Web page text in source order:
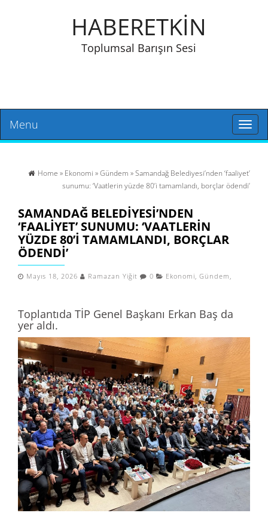
HABERETKİN
Toplumsal Barışın Sesi
Toggle
Menu
Home » Ekonomi »Gündem » Samandağ Belediyesi’nden ‘faaliyet’
sunumu: ‘Vaatlerin yüzde 80’i tamamlandı, borçlar ödendi’
SAMANDAĞ BELEDIYESI’NDEN
‘FAALIYET’ SUNUMU: ‘VAATLERIN
YÜZDE 80’I TAMAMLANDI, BORÇLAR
ÖDENDI’
Mayıs 18, 2026 Ramazan Yiğit 0 Ekonomi, Gündem ,
Toplantıda TİP Genel Başkanı Erkan Baş da
yer aldı.